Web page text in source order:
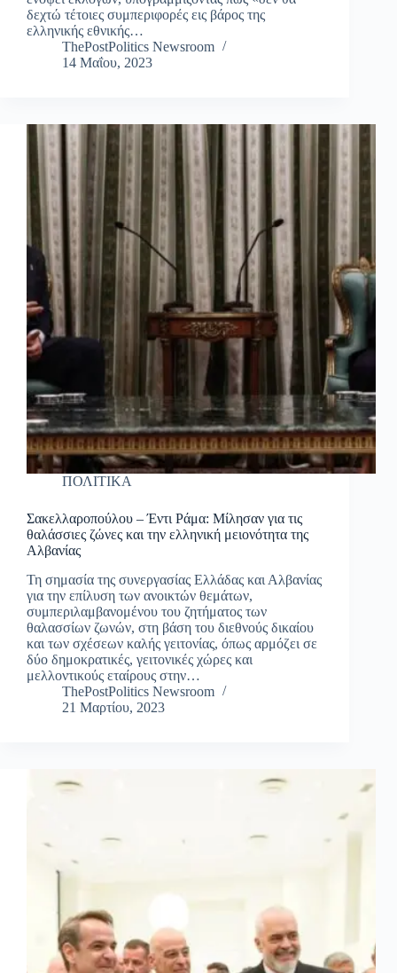
δεχτώ τέτοιες συμπεριφορές εις βάρος της
ελληνικής εθνικής…
ThePostPolitics Newsroom
14 Μαΐου, 2023
ΠΟΛΙΤΙΚΑ
Σακελλαροπούλου – Έντι Ράμα: Μίλησαν για τις
θαλάσσιες ζώνες και την ελληνική μειονότητα της
Αλβανίας
Τη σημασία της συνεργασίας Ελλάδας και Αλβανίας
για την επίλυση των ανοικτών θεμάτων,
συμπεριλαμβανομένου του ζητήματος των
θαλασσίων ζωνών, στη βάση του διεθνούς δικαίου
και των σχέσεων καλής γειτονίας, όπως αρμόζει σε
δύο δημοκρατικές, γειτονικές χώρες και
μελλοντικούς εταίρους στην…
ThePostPolitics Newsroom
21 Μαρτίου, 2023